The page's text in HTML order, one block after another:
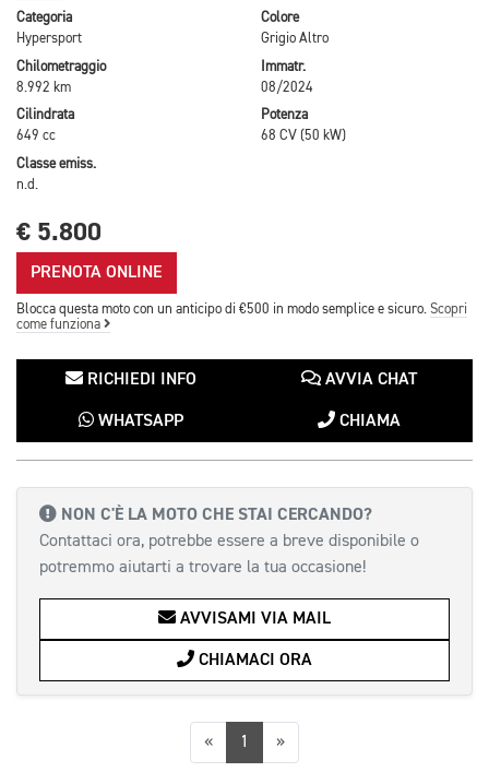
Categoria
Hypersport
Colore
Grigio Altro
Chilometraggio
8.992 km
Immatr.
08/2024
Cilindrata
649 cc
Potenza
68 CV (50 kW)
Classe emiss.
n.d.
€ 5.800
PRENOTA ONLINE
Blocca questa moto con un anticipo di €500 in modo semplice e sicuro. Scopri
come funziona
RICHIEDI INFO AVVIA CHAT
WHATSAPP CHIAMA
NON C'È LA MOTO CHE STAI CERCANDO?
Contattaci ora, potrebbe essere a breve disponibile o
potremmo aiutarti a trovare la tua occasione!
AVVISAMI VIA MAIL
CHIAMACI ORA
«Precedente
1 »Successiva